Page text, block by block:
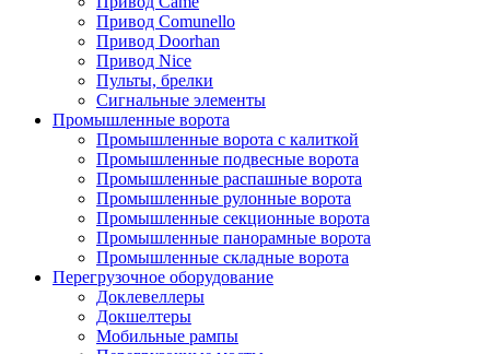
Привод Comunello
Привод Doorhan
Привод Nice
Пульты, брелки
Сигнальные элементы
Промышленные ворота
Промышленные ворота с калиткой
Промышленные подвесные ворота
Промышленные распашные ворота
Промышленные рулонные ворота
Промышленные секционные ворота
Промышленные панорамные ворота
Промышленные складные ворота
Перегрузочное оборудование
Доклевеллеры
Докшелтеры
Мобильные рампы